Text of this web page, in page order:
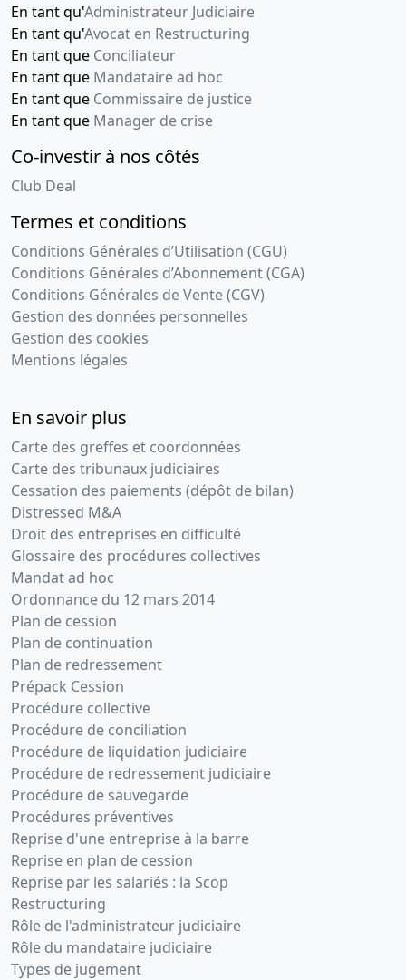
En tant qu'Administrateur Judiciaire
En tant qu'Avocat en Restructuring
En tant que Conciliateur
En tant que Mandataire ad hoc
En tant que Commissaire de justice
En tant que Manager de crise
Co-investir à nos côtés
Club Deal
Termes et conditions
Conditions Générales d’Utilisation (CGU)
Conditions Générales d’Abonnement (CGA)
Conditions Générales de Vente (CGV)
Gestion des données personnelles
Gestion des cookies
Mentions légales
En savoir plus
Carte des greffes et coordonnées
Carte des tribunaux judiciaires
Cessation des paiements (dépôt de bilan)
Distressed M&A
Droit des entreprises en difficulté
Glossaire des procédures collectives
Mandat ad hoc
Ordonnance du 12 mars 2014
Plan de cession
Plan de continuation
Plan de redressement
Prépack Cession
Procédure collective
Procédure de conciliation
Procédure de liquidation judiciaire
Procédure de redressement judiciaire
Procédure de sauvegarde
Procédures préventives
Reprise d'une entreprise à la barre
Reprise en plan de cession
Reprise par les salariés : la Scop
Restructuring
Rôle de l'administrateur judiciaire
Rôle du mandataire judiciaire
Types de jugement